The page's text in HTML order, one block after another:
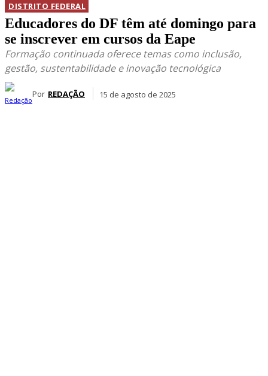
DISTRITO FEDERAL
Educadores do DF têm até domingo para
se inscrever em cursos da Eape
Formação continuada oferece temas como inclusão,
gestão, sustentabilidade e inovação tecnológica
Por REDAÇÃO 15 de agosto de 2025